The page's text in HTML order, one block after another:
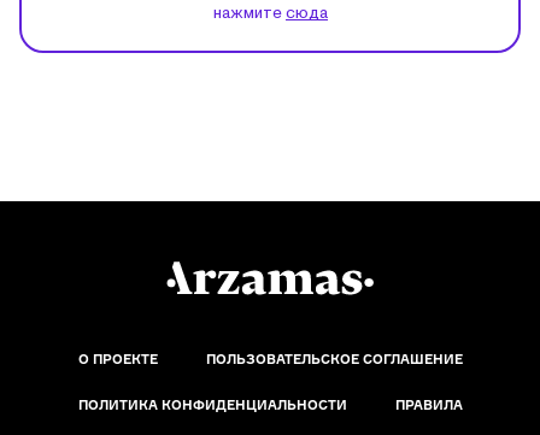
нажмите сюда
О ПРОЕКТЕ ПОЛЬЗОВАТЕЛЬСКОЕ СОГЛАШЕНИЕ
ПОЛИТИКА КОНФИДЕНЦИАЛЬНОСТИ ПРАВИЛА